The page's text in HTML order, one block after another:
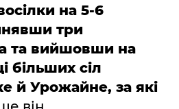
на 5-6
три
та вийшовши на
більших сіл
й Урожайне, за які